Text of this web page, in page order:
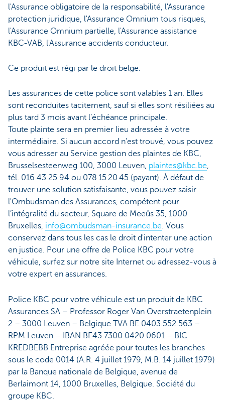
l'Assurance obligatoire de la responsabilité, l'Assurance
protection juridique, l'Assurance Omnium tous risques,
l'Assurance Omnium partielle, l'Assurance assistance
KBC-VAB, l'Assurance accidents conducteur.
Ce produit est régi par le droit belge.
Les assurances de cette police sont valables 1 an. Elles
sont reconduites tacitement, sauf si elles sont résiliées au
plus tard 3 mois avant l’échéance principale.
Toute plainte sera en premier lieu adressée à votre
intermédiaire. Si aucun accord n’est trouvé, vous pouvez
vous adresser au Service gestion des plaintes de KBC,
Brusselsesteenweg 100, 3000 Leuven, plaintes@kbc.be,
tél. 016 43 25 94 ou 078 15 20 45 (payant). À défaut de
trouver une solution satisfaisante, vous pouvez saisir
l'Ombudsman des Assurances, compétent pour
l’intégralité du secteur, Square de Meeûs 35, 1000
Bruxelles, info@ombudsman-insurance.be. Vous
conservez dans tous les cas le droit d'intenter une action
en justice. Pour une offre de Police KBC pour votre
véhicule, surfez sur notre site Internet ou adressez-vous à
votre expert en assurances.
Police KBC pour votre véhicule est un produit de KBC
Assurances SA – Professor Roger Van Overstraetenplein
2 – 3000 Leuven – Belgique TVA BE 0403.552.563 –
RPM Leuven – IBAN BE43 7300 0420 0601 – BIC
KREDBEBB Entreprise agréée pour toutes les branches
sous le code 0014 (A.R. 4 juillet 1979, M.B. 14 juillet 1979)
par la Banque nationale de Belgique, avenue de
Berlaimont 14, 1000 Bruxelles, Belgique. Société du
groupe KBC.